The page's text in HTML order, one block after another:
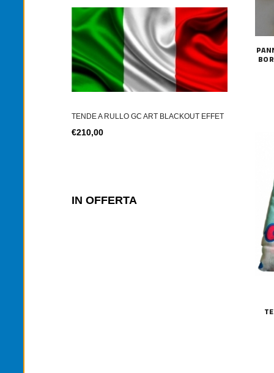
TENDE A RULLO GC ART BLACKOUT EFFET
€210,00
IN OFFERTA